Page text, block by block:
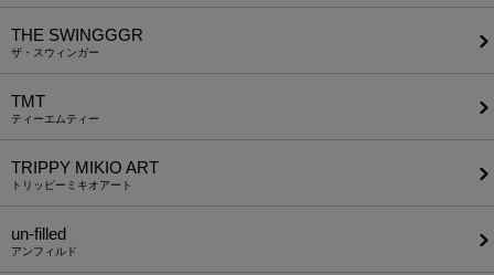
THE SWINGGGR
ザ・スウィンガー
TMT
ティーエムティー
TRIPPY MIKIO ART
トリッピーミキオアート
un-filled
アンフィルド